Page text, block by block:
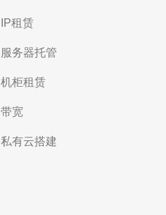
IP租赁
服务器托管
机柜租赁
带宽
私有云搭建